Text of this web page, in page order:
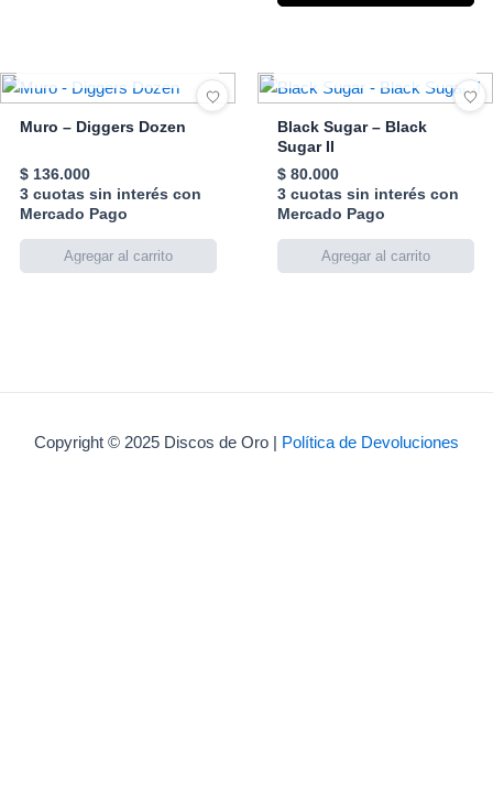
Muro – Diggers Dozen
$136.000
3 cuotas sin interés con
Mercado Pago
Black Sugar – Black
Sugar II
$80.000
3 cuotas sin interés con
Mercado Pago
Copyright © 2025 Discos de Oro | Política de Devoluciones